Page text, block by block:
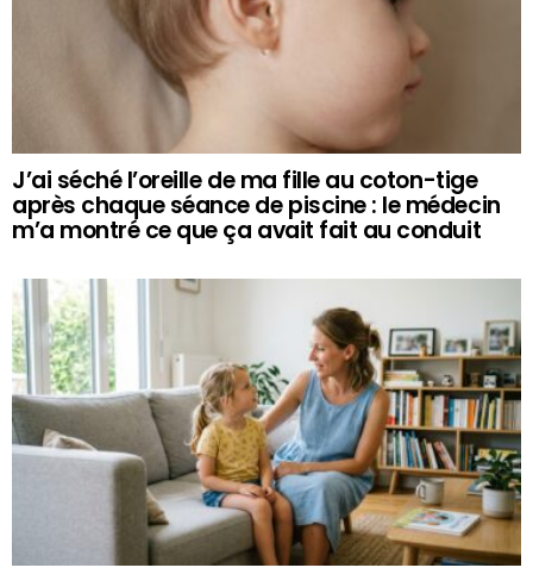
J’ai séché l’oreille de ma fille au coton-tige
après chaque séance de piscine : le médecin
m’a montré ce que ça avait fait au conduit